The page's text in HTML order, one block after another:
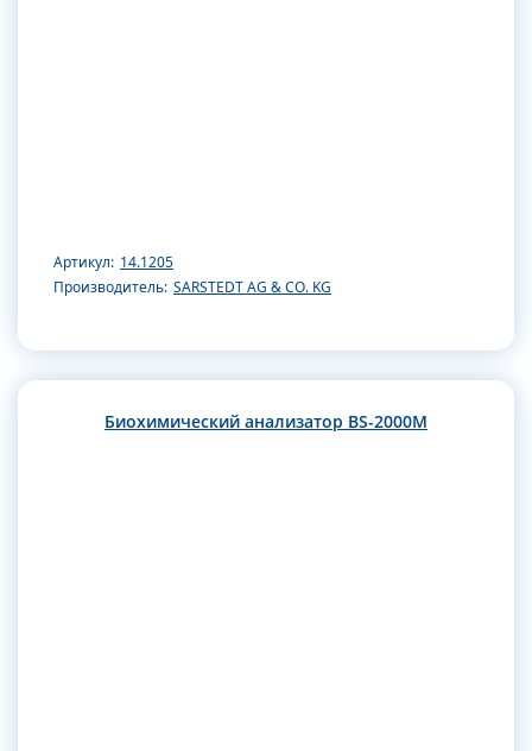
Артикул: 14.1205
Производитель: SARSTEDT AG & CO. KG
Биохимический анализатор BS-2000M